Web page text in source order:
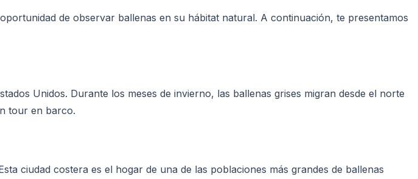
de observar ballenas en su hábitat natural. A continuación, te presentamos
Unidos. Durante los meses de invierno, las ballenas grises migran desde el norte
tour en barco.
ciudad costera es el hogar de una de las poblaciones más grandes de ballenas